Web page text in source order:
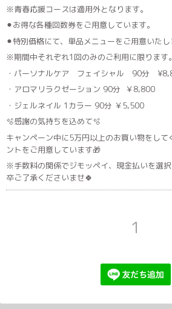
※青春応援コースは適用外となります。
⚫︎お得な各種回数券をご用意しています。
⚫︎特別価格にて、単品メニューをご用意いた
※期間中それぞれ1回のみのご利用に限ります。
・パーソナルケア フェイシャル 90分
・アロマリラクゼーション 90分 ￥8,800
・ジェルネイル 1カラー 90分 ￥5,500
🫧感謝の気持ちを込めて🫧
キャンペーン中に5万円以上のお買い物をし
ントをご用意しています🎁
※手数料の関係でジモッペイ、現金払いを選
卒ご了承くださいませ🍀
1